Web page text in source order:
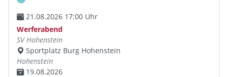
21.08.2026 17:00 Uhr
Werferabend
SV Hohenstein
Sportplatz Burg Hohenstein
Hohenstein
19.08.2026